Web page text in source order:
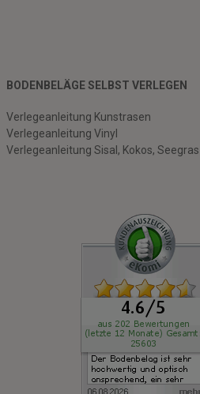
BODENBELÄGE SELBST VERLEGEN
Verlegeanleitung Kunstrasen
Verlegeanleitung Vinyl
Verlegeanleitung Sisal, Kokos, Seegras